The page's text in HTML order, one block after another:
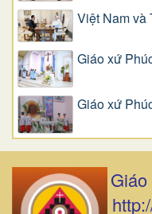
Việt Nam và
Giáo xứ
Giáo xứ